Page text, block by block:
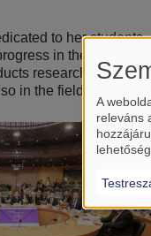
to her students,
in their work.
research in the
in the field of nutrition
A
releváns